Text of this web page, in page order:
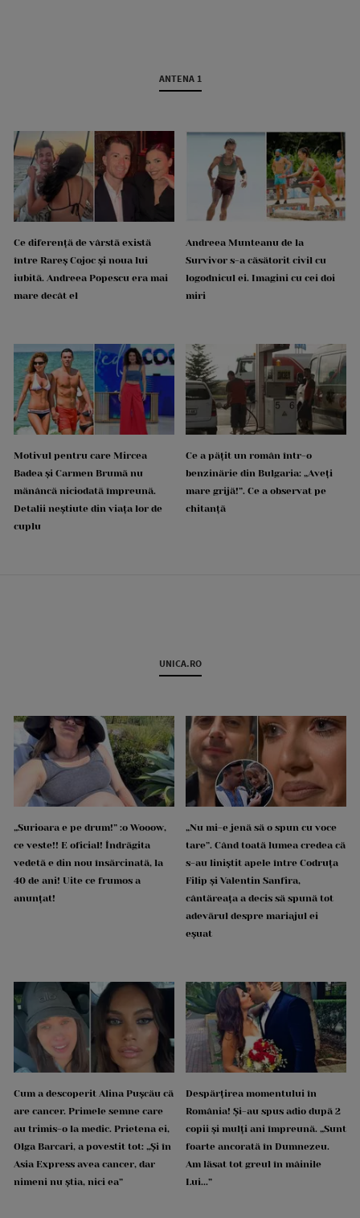
ANTENA 1
Ce diferență de vârstă există
între Rareș Cojoc și noua lui
iubită. Andreea Popescu era mai
mare decât el
Andreea Munteanu de la
Survivor s-a căsătorit civil cu
logodnicul ei. Imagini cu cei doi
miri
Motivul pentru care Mircea
Badea și Carmen Brumă nu
mănâncă niciodată împreună.
Detalii neștiute din viața lor de
cuplu
Ce a pățit un român într-o
benzinărie din Bulgaria: „Aveți
mare grijă!”. Ce a observat pe
chitanță
UNICA.RO
„Surioara e pe drum!” :o Wooow,
ce veste!! E oficial! Îndrăgita
vedetă e din nou însărcinată, la
40 de ani! Uite ce frumos a
anunțat!
„Nu mi-e jenă să o spun cu voce
tare”. Când toată lumea credea că
s-au liniștit apele între Codruța
Filip și Valentin Sanfira,
cântăreața a decis să spună tot
adevărul despre mariajul ei
eșuat
Cum a descoperit Alina Pușcău că
are cancer. Primele semne care
au trimis-o la medic. Prietena ei,
Olga Barcari, a povestit tot: „Și în
Asia Express avea cancer, dar
nimeni nu știa, nici ea”
Despărțirea momentului în
România! Și-au spus adio după 2
copii și mulți ani împreună. „Sunt
foarte ancorată în Dumnezeu.
Am lăsat tot greul în mâinile
Lui...”